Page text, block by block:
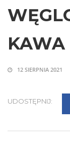
KAWA
12 SIERPNIA 2021
UDOSTĘPNIJ: